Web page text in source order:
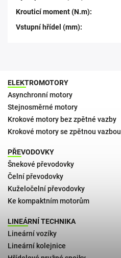
Krouticí moment (N.m):
Vstupní hřídel (mm):
ELEKTROMOTORY
Asynchronní motory
Stejnosměrné motory
Krokové motory bez zpětné vazby
Krokové motory se zpětnou vazbou
PŘEVODOVKY
Šnekové převodovky
Čelní převodovky
Kuželočelní převodovky
Ke kompaktním motorům
LINEÁRNÍ TECHNIKA
Lineární vozíky
Lineární kolejnice